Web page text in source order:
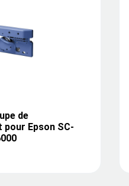
de
pour Epson SC-